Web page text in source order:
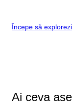
Începe să explorezi
Ai ceva